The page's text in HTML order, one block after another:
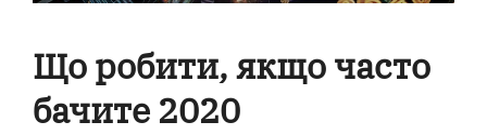
Що робити, якщо часто
бачите 2020